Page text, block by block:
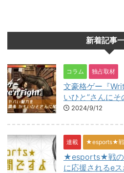
新着記事
コラム 独占取材
文豪格ゲー『
いひと”さんに
2024/9/12
連載 ★esports★戦
★esports★戦の
に応援されるeス